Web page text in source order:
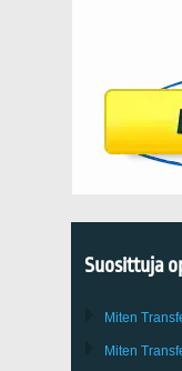
Suosittuja
Miten
Miten